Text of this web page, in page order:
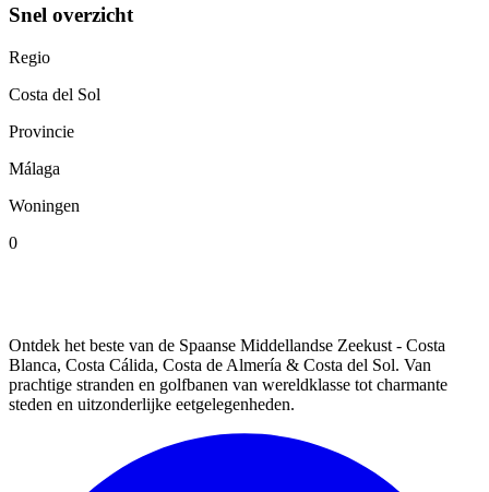
Snel overzicht
Regio
Costa del Sol
Provincie
Málaga
Woningen
0
Ontdek het beste van de Spaanse Middellandse Zeekust - Costa
Blanca, Costa Cálida, Costa de Almería & Costa del Sol. Van
prachtige stranden en golfbanen van wereldklasse tot charmante
steden en uitzonderlijke eetgelegenheden.